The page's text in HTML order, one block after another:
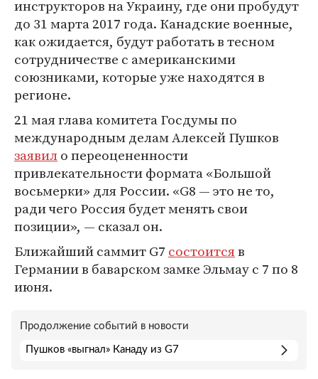
инструкторов на Украину, где они пробудут
до 31 марта 2017 года. Канадские военные,
как ожидается, будут работать в тесном
сотрудничестве с американскими
союзниками, которые уже находятся в
регионе.
21 мая глава комитета Госдумы по
международным делам Алексей Пушков
заявило переоцененности
привлекательности формата «Большой
восьмерки» для России. «G8 — это не то,
ради чего Россия будет менять свои
позиции», — сказал он.
Ближайший саммит G7 состоитсяв
Германии в баварском замке Эльмау с 7 по 8
июня.
Продолжение событий в новости
Пушков «выгнал» Канаду из G7